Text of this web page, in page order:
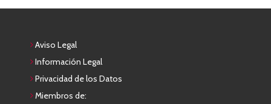
Aviso Legal
Información Legal
Privacidad de los Datos
Miembros de: